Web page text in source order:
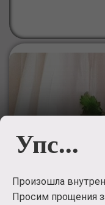
Упс...
Произошла
Просим прощения